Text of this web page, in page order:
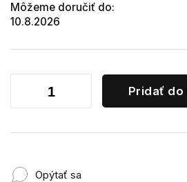
Môžeme doručiť do:
10.8.2026
Pridať do
Opýtať sa